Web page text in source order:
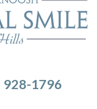
928-1796